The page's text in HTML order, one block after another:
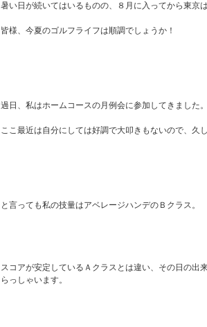
暑い日が続いてはいるものの、８月に入ってから東京
皆様、今夏のゴルフライフは順調でしょうか！
過日、私はホームコースの月例会に参加してきました。
ここ最近は自分にしては好調で大叩きもないので、久
と言っても私の技量はアベレージハンデのＢクラス。
スコアが安定しているＡクラスとは違い、その日の出
らっしゃいます。